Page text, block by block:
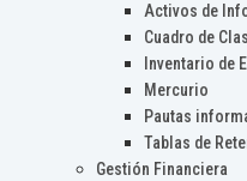
Activos de
Cuadro de
Inventario de
Mercurio
Pautas
Tablas de
Gestión Financiera